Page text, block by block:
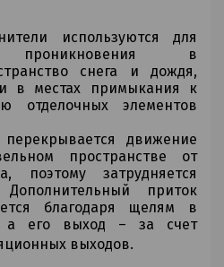
используются для
проникновения в
снега и дождя,
в местах примыкания к
отделочных элементов
перекрывается движение
пространстве от
поэтому затрудняется
приток
благодаря щелям в
а его выход – за счет
выходов.